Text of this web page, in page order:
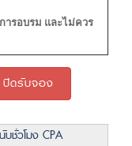
ารอบรม และไม่ควร
ปิดรับจอง
นับชั่วโมง CPA